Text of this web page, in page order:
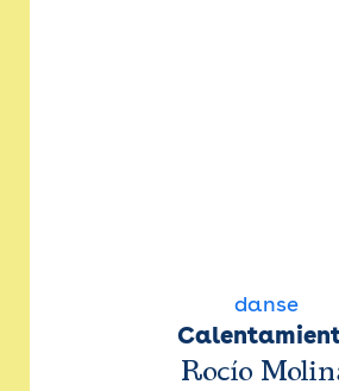
danse
Rocío